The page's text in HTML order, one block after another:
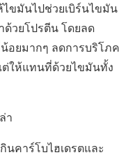
ไขมันไปช่วยเบิร์นไขมัน
ด้วยโปรตีน โดยลด
อยมากๆ ลดการบริโภค
ต่ให้แทนที่ด้วยไขมันทั้ง
า
นคาร์โบไฮเดรตและ